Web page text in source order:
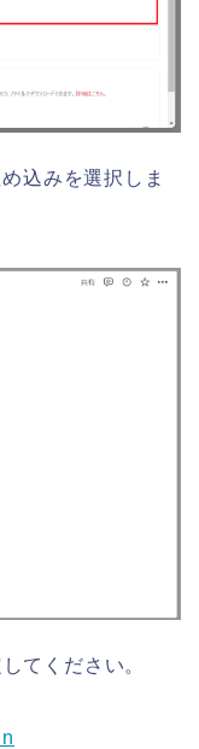
込みを選択しま
てください。